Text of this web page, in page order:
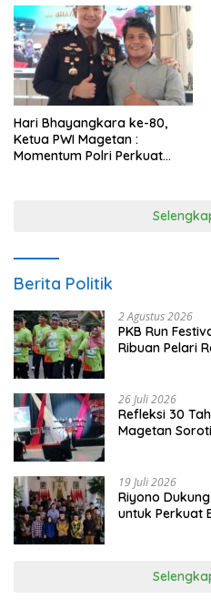
Hari Bhayangkara ke-80,
Ketua PWI Magetan :
Momentum Polri Perkuat
Berita Politik
2 Agustus 2026
PKB Run
Ribuan Pelari
26 Juli 2026
Refleksi 30
Magetan
19 Juli 2026
Riyono
untuk Perkuat